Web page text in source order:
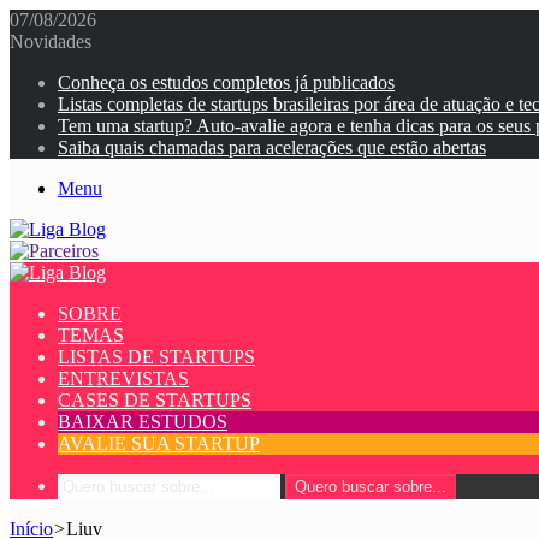
07/08/2026
Novidades
Conheça os estudos completos já publicados
Listas completas de startups brasileiras por área de atuação e
Tem uma startup? Auto-avalie agora e tenha dicas para os seus
Saiba quais chamadas para acelerações que estão abertas
Menu
SOBRE
TEMAS
LISTAS DE STARTUPS
ENTREVISTAS
CASES DE STARTUPS
BAIXAR ESTUDOS
AVALIE SUA STARTUP
Quero buscar sobre...
Início>Liuv